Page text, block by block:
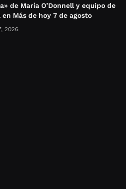
de María O’Donnell y equipo de
en Más de hoy 7 de agosto
2026